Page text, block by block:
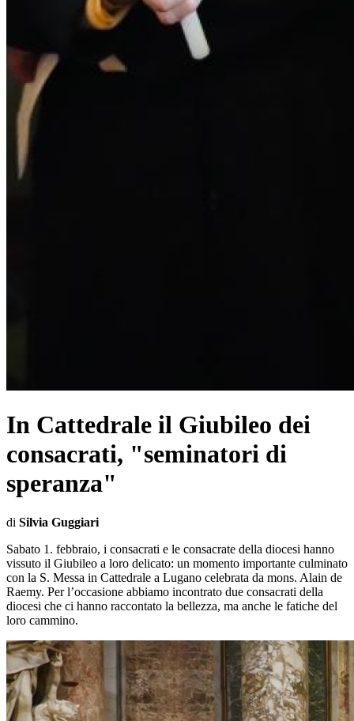
In Cattedrale il Giubileo dei
consacrati, "seminatori di
speranza"
di Silvia Guggiari
Sabato 1. febbraio, i consacrati e le consacrate della diocesi hanno
vissuto il Giubileo a loro delicato: un momento importante culminato
con la S. Messa in Cattedrale a Lugano celebrata da mons. Alain de
Raemy. Per l’occasione abbiamo incontrato due consacrati della
diocesi che ci hanno raccontato la bellezza, ma anche le fatiche del
loro cammino.